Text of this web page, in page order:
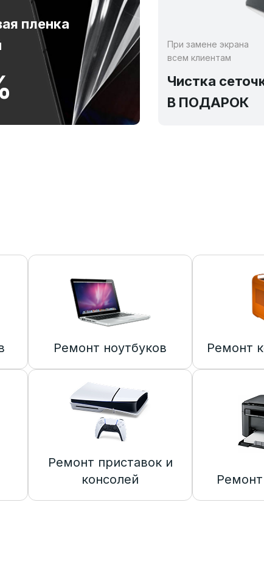
пленка
При замене экрана
всем клиентам
Чистка
В ПОДАРОК
Ремонт ноутбуков Ремонт
Ремонт приставок и
консолей